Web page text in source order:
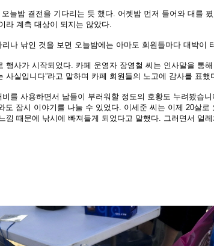
늘밤 결전을 기다리는 듯 했다. 어젯밤 먼저 들어와 대를 폈
라 계측 대상이 되지는 않았다.
나 낚인 것을 보면 오늘밤에는 아마도 회원들마다 대 박이
행사가 시작되었다. 카페 운영자 장영 철 씨는 인사말을 통
사실입니다”라고 말하며 카페 회원들의 노고에 감사를 표했
를 사용하면서 남들이 부러워할 정도의 호황도 누려봤습
도 잠시 이야기를 나눌 수 있었다. 이세준 씨는 이제 20살로
낌 때문에 낚시에 빠져들게 되었다고 말했다. 그러면서 얼레